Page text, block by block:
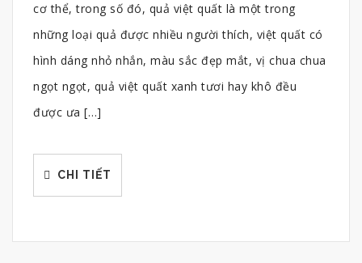
cơ thể, trong số đó, quả việt quất là một trong
những loại quả được nhiều người thích, việt quất có
hình dáng nhỏ nhắn, màu sắc đẹp mắt, vị chua chua
ngọt ngọt, quả việt quất xanh tươi hay khô đều
được ưa […]
CHI TIẾT